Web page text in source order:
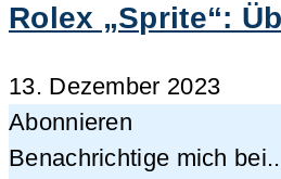
Rolex „Sprite“:
13. Dezember 2023
Abonnieren
Benachrichtige mich